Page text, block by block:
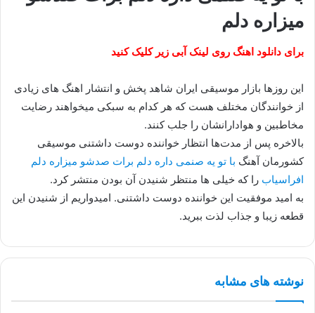
میزاره دلم
برای دانلود اهنگ روی لینک آبی زیر کلیک کنید
این روزها بازار موسیقی ایران شاهد پخش و انتشار اهنگ های زیادی
از خوانندگان مختلف هست که هر کدام به سبکی میخواهند رضایت
مخاطبین و هوادارانشان را جلب کنند.
بالاخره پس از مدت‌ها انتظار خواننده دوست داشتنی موسیقی
کشورمان آهنگ با تو یه صنمی داره دلم برات صدشو میزاره دلم
افراسیاب را که خیلی ها منتظر شنیدن آن بودن منتشر کرد.
به امید موفقیت این خواننده دوست داشتنی. امیدواریم از شنیدن این
قطعه زیبا و جذاب لذت ببرید.
نوشته های مشابه